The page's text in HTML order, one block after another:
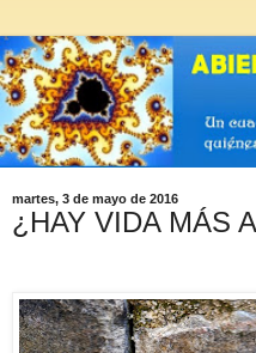
martes, 3 de mayo de 2016
¿HAY VIDA MÁS